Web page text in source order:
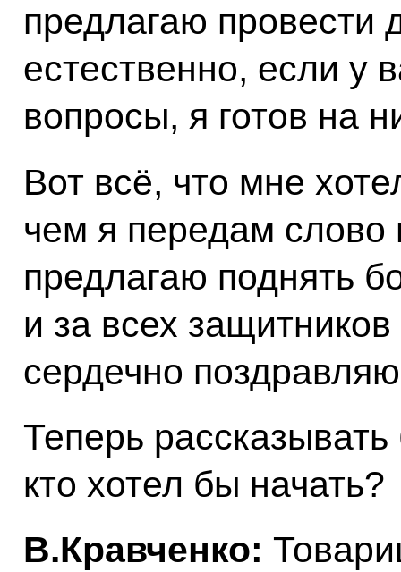
предлагаю провести
естественно, если у
вопросы, я готов на
Вот всё, что мне
чем я передам
предлагаю поднять
и за всех
сердечно
Теперь
кто хотел бы начать?
В.Кравченко: